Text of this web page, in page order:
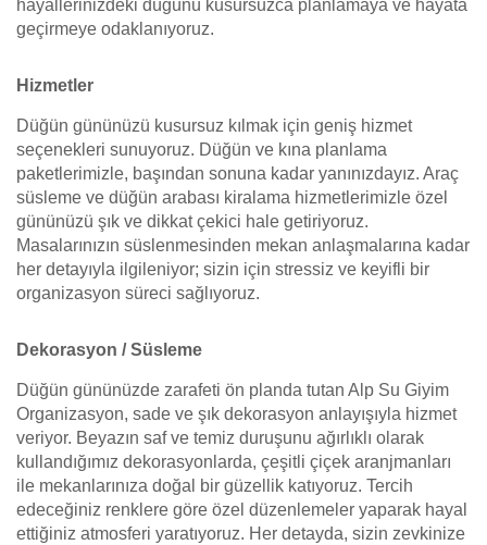
hayallerinizdeki düğünü kusursuzca planlamaya ve hayata
geçirmeye odaklanıyoruz.
Hizmetler
Düğün gününüzü kusursuz kılmak için geniş hizmet
seçenekleri sunuyoruz. Düğün ve kına planlama
paketlerimizle, başından sonuna kadar yanınızdayız. Araç
süsleme ve düğün arabası kiralama hizmetlerimizle özel
gününüzü şık ve dikkat çekici hale getiriyoruz.
Masalarınızın süslenmesinden mekan anlaşmalarına kadar
her detayıyla ilgileniyor; sizin için stressiz ve keyifli bir
organizasyon süreci sağlıyoruz.
Dekorasyon / Süsleme
Düğün gününüzde zarafeti ön planda tutan Alp Su Giyim
Organizasyon, sade ve şık dekorasyon anlayışıyla hizmet
veriyor. Beyazın saf ve temiz duruşunu ağırlıklı olarak
kullandığımız dekorasyonlarda, çeşitli çiçek aranjmanları
ile mekanlarınıza doğal bir güzellik katıyoruz. Tercih
edeceğiniz renklere göre özel düzenlemeler yaparak hayal
ettiğiniz atmosferi yaratıyoruz. Her detayda, sizin zevkinize